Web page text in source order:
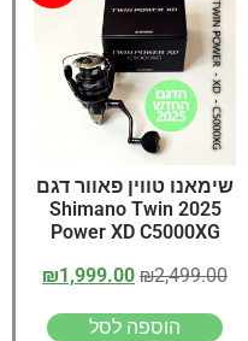
שימאנו טווין פאוור דגם
2025 Shimano Twin
Power XD C5000XG
₪2,499.00
₪1,999.00
הוספה לסל